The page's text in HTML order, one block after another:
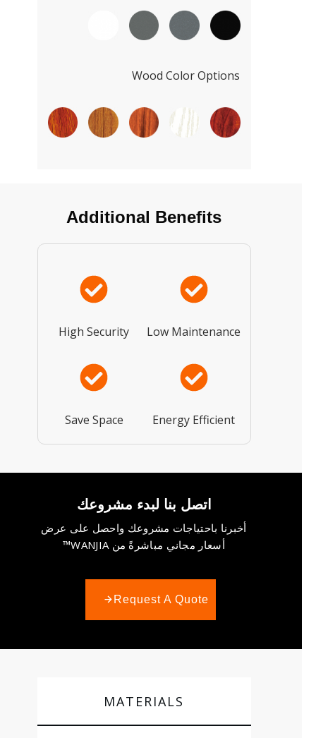
Wood Color Options
Additional Benefits
Low Maintenance
High Security
Energy Efficient
Save Space
اتصل بنا لبدء مشروعك
أخبرنا باحتياجات مشروعك واحصل على عرض
أسعار مجاني مباشرةً من WANJIA™
Request A Quote
MATERIALS